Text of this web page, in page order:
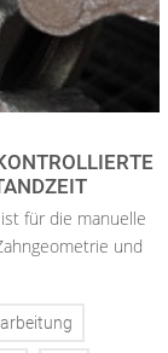
für die manuelle
und